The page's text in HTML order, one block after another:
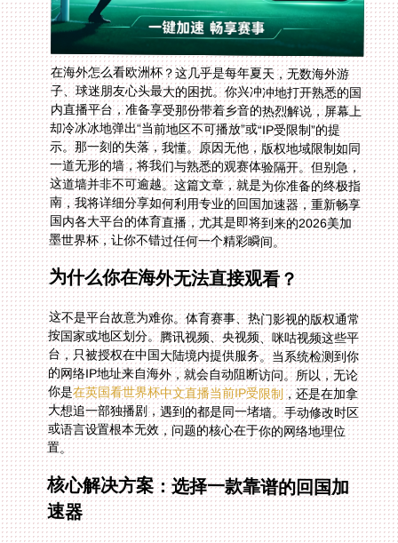
在海外怎么看欧洲杯？这几乎是每年夏天，无数海外游
子、球迷朋友心头最大的困扰。你兴冲冲地打开熟悉的国
内直播平台，准备享受那份带着乡音的热烈解说，屏幕上
却冷冰冰地弹出“当前地区不可播放”或“IP受限制”的提
示。那一刻的失落，我懂。原因无他，版权地域限制如同
一道无形的墙，将我们与熟悉的观赛体验隔开。但别急，
这道墙并非不可逾越。这篇文章，就是为你准备的终极指
南，我将详细分享如何利用专业的回国加速器，重新畅享
国内各大平台的体育直播，尤其是即将到来的2026美加
墨世界杯，让你不错过任何一个精彩瞬间。
为什么你在海外无法直接观看？
这不是平台故意为难你。体育赛事、热门影视的版权通常
按国家或地区划分。腾讯视频、央视频、咪咕视频这些平
台，只被授权在中国大陆境内提供服务。当系统检测到你
的网络IP地址来自海外，就会自动阻断访问。所以，无论
你是在英国看世界杯中文直播当前IP受限制，还是在加拿
大想追一部独播剧，遇到的都是同一堵墙。手动修改时区
或语言设置根本无效，问题的核心在于你的网络地理位
置。
核心解决方案：选择一款靠谱的回国加
速器